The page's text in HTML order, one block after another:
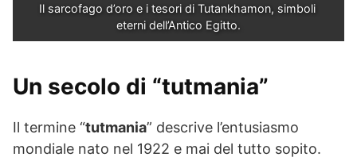
Il sarcofago d’oro e i tesori di Tutankhamon, simboli
eterni dell’Antico Egitto.
Un secolo di “tutmania”
Il termine “tutmania” descrive l’entusiasmo
mondiale nato nel 1922 e mai del tutto sopito.